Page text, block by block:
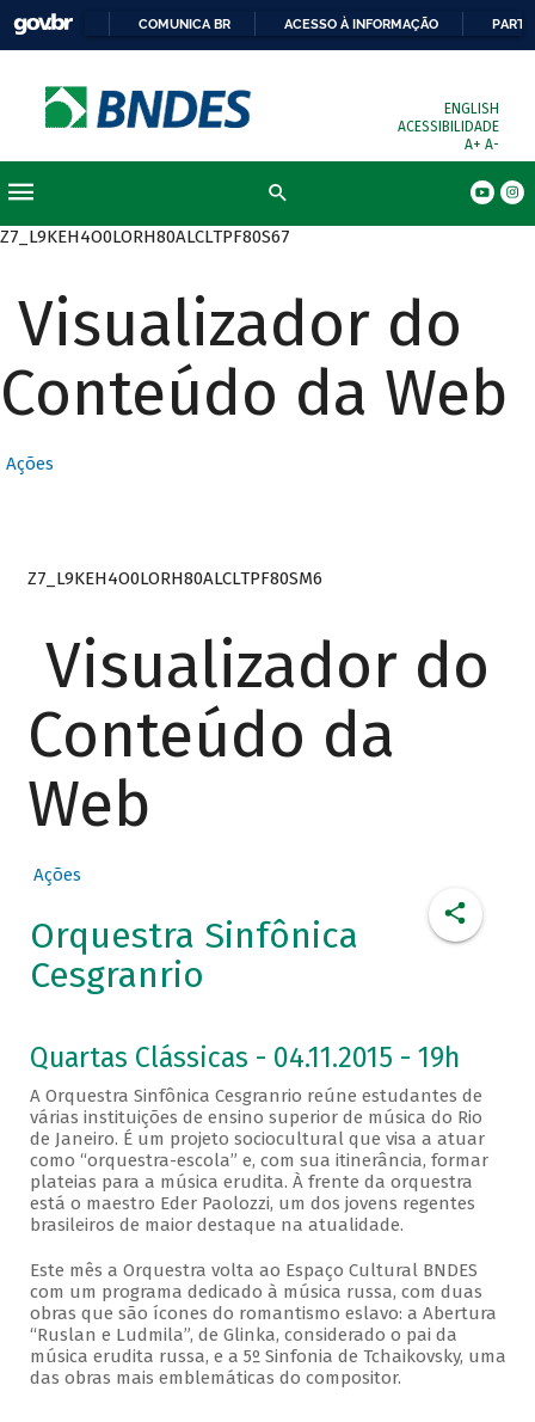
COMUNICA BR ACESSO À INFORMAÇÃO
ENGLISH
ACESSIBILIDADE
A+ A-
Z7_L9KEH4O0LORH80ALCLTPF80S67
Visualizador do
Conteúdo da Web
Ações
Z7_L9KEH4O0LORH80ALCLTPF80SM6
Visualizador do
Conteúdo da
Web
Ações
Orquestra Sinfônica
Cesgranrio
Quartas Clássicas - 04.11.2015 - 19h
A Orquestra Sinfônica Cesgranrio reúne estudantes de
várias instituições de ensino superior de música do Rio
de Janeiro. É um projeto sociocultural que visa a atuar
como “orquestra-escola” e, com sua itinerância, formar
plateias para a música erudita. À frente da orquestra
está o maestro Eder Paolozzi, um dos jovens regentes
brasileiros de maior destaque na atualidade.
Este mês a Orquestra volta ao Espaço Cultural BNDES
com um programa dedicado à música russa, com duas
obras que são ícones do romantismo eslavo: a Abertura
“Ruslan e Ludmila”, de Glinka, considerado o pai da
música erudita russa, e a 5º Sinfonia de Tchaikovsky, uma
das obras mais emblemáticas do compositor.